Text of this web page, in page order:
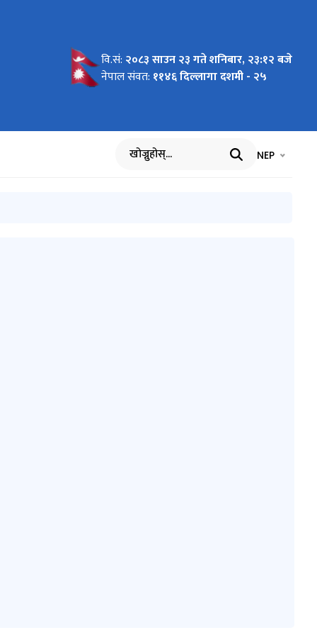
वि.सं: २०८३ साउन २३ गते शनिबार, २३:१२ बजे
नेपाल संवत: ११४६ दिल्लागा दशमी - २५
खोज्नुहोस् भाषा चयन
NEP